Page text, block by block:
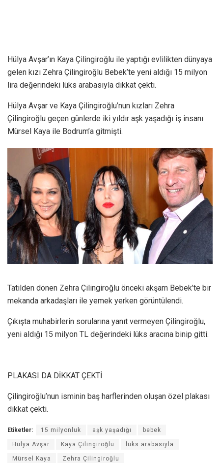
Hülya Avşar’ın Kaya Çilingiroğlu ile yaptığı evlilikten dünyaya
gelen kızı Zehra Çilingiroğlu Bebek’te yeni aldığı 15 milyon
lira değerindeki lüks arabasıyla dikkat çekti.
Hülya Avşar ve Kaya Çilingiroğlu’nun kızları Zehra
Çilingiroğlu geçen günlerde iki yıldır aşk yaşadığı iş insanı
Mürsel Kaya ile Bodrum’a gitmişti.
Tatilden dönen Zehra Çilingiroğlu önceki akşam Bebek’te bir
mekanda arkadaşları ile yemek yerken görüntülendi.
Çıkışta muhabirlerin sorularına yanıt vermeyen Çilingiroğlu,
yeni aldığı 15 milyon TL değerindeki lüks aracına binip gitti.
PLAKASI DA DİKKAT ÇEKTİ
Çilingiroğlu’nun isminin baş harflerinden oluşan özel plakası
dikkat çekti.
Etiketler: 15 milyonluk aşk yaşadığı bebek
Hülya Avşar Kaya Çilingiroğlu lüks arabasıyla
Mürsel Kaya Zehra Çilingiroğlu